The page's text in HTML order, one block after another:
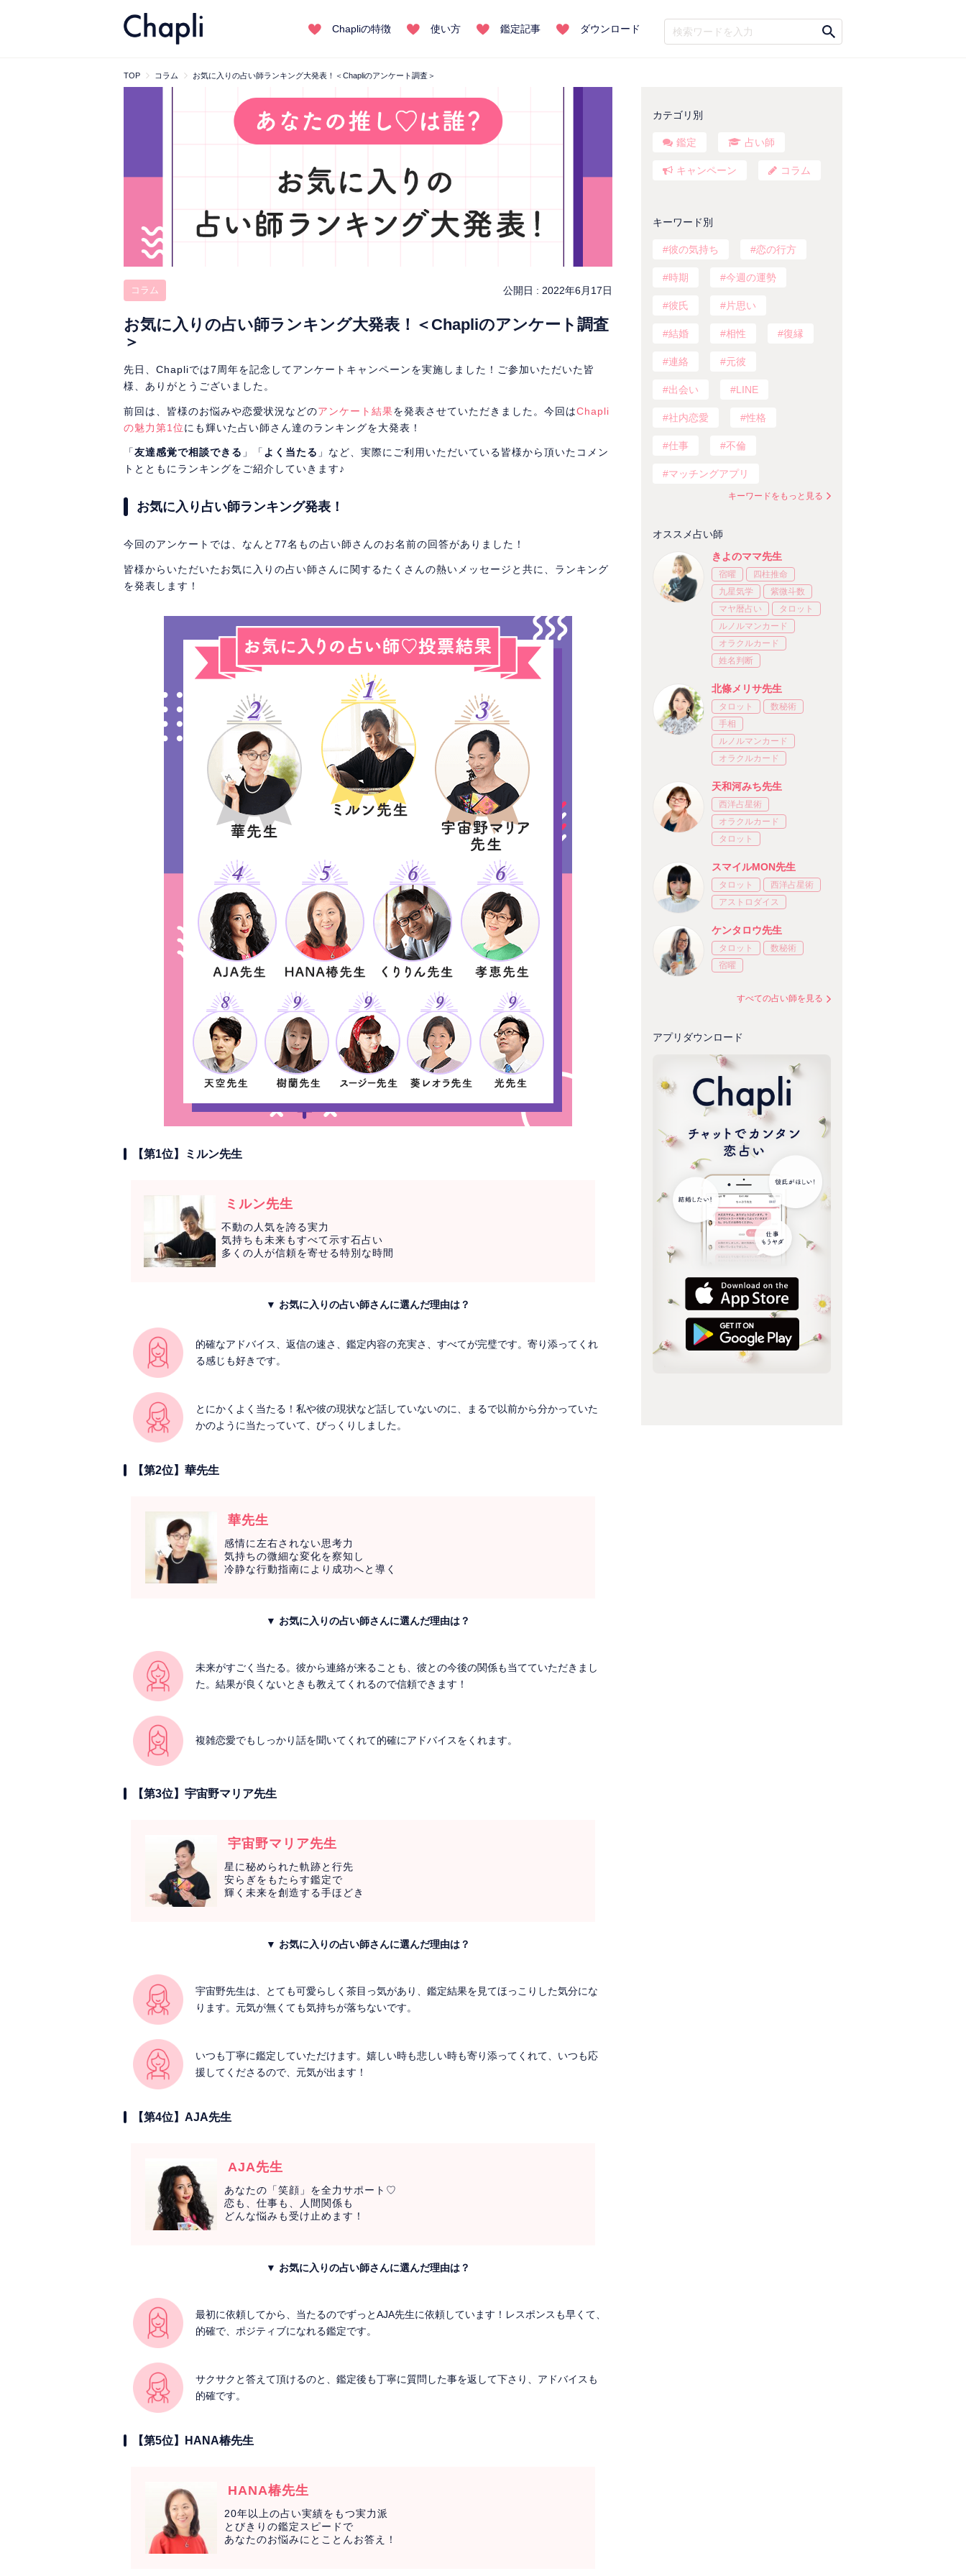
Chapliの特徴 使い方 鑑定記事 ダウンロード
TOP コラム お気に入りの占い師ランキング大発表！＜Chapliのアンケート調査＞
コラム 公開日 : 2022年6月17日
お気に入りの占い師ランキング大発表！＜Chapliのアンケート調査
＞
先日、Chapliでは7周年を記念してアンケートキャンペーンを実施しました！ご参加いただいた皆
様、ありがとうございました。
前回は、皆様のお悩みや恋愛状況などのアンケート結果を発表させていただきました。今回はChapli
の魅力第1位にも輝いた占い師さん達のランキングを大発表！
「友達感覚で相談できる 」「 よく当たる 」など、実際にご利用いただいている皆様から頂いたコメン
トとともにランキングをご紹介していきます♪
お気に入り占い師ランキング発表！
今回のアンケートでは、なんと77名もの占い師さんのお名前の回答がありました！
皆様からいただいたお気に入りの占い師さんに関するたくさんの熱いメッセージと共に、ランキング
を発表します！
【第1位】ミルン先生
ミルン先生
不動の人気を誇る実力
気持ちも未来もすべて示す石占い
多くの人が信頼を寄せる特別な時間
▼ お気に入りの占い師さんに選んだ理由は？
的確なアドバイス、返信の速さ、鑑定内容の充実さ、すべてが完璧です。寄り添ってくれ
る感じも好きです。
とにかくよく当たる！私や彼の現状など話していないのに、まるで以前から分かっていた
かのように当たっていて、びっくりしました。
【第2位】華先生
華先生
感情に左右されない思考力
気持ちの微細な変化を察知し
冷静な行動指南により成功へと導く
▼ お気に入りの占い師さんに選んだ理由は？
未来がすごく当たる。彼から連絡が来ることも、彼との今後の関係も当てていただきまし
た。結果が良くないときも教えてくれるので信頼できます！
複雑恋愛でもしっかり話を聞いてくれて的確にアドバイスをくれます。
【第3位】宇宙野マリア先生
宇宙野マリア先生
星に秘められた軌跡と行先
安らぎをもたらす鑑定で
輝く未来を創造する手ほどき
▼ お気に入りの占い師さんに選んだ理由は？
宇宙野先生は、とても可愛らしく茶目っ気があり、鑑定結果を見てほっこりした気分にな
ります。元気が無くても気持ちが落ちないです。
いつも丁寧に鑑定していただけます。嬉しい時も悲しい時も寄り添ってくれて、いつも応
援してくださるので、元気が出ます！
【第4位】AJA先生
AJA先生
あなたの「笑顔」を全力サポート♡
恋も、仕事も、人間関係も
どんな悩みも受け止めます！
▼ お気に入りの占い師さんに選んだ理由は？
最初に依頼してから、当たるのでずっとAJA先生に依頼しています！レスポンスも早くて、
的確で、ポジティブになれる鑑定です。
サクサクと答えて頂けるのと、鑑定後も丁寧に質問した事を返して下さり、アドバイスも
的確です。
【第5位】HANA椿先生
HANA椿先生
20年以上の占い実績をもつ実力派
とびきりの鑑定スピードで
あなたのお悩みにとことんお答え！
カテゴリ別
鑑定 占い師
キャンペーン コラム
キーワード別
彼の気持ち 恋の行方
時期 今週の運勢
彼氏 片思い
結婚 相性 復縁
連絡 元彼
出会い LINE
社内恋愛 性格
仕事 不倫
マッチングアプリ
キーワードをもっと見る
オススメ占い師
きよのママ先生
宿曜
四柱推命
九星気学
紫微斗数
マヤ暦占い
タロット
ルノルマンカード
オラクルカード
姓名判断
北條メリサ先生
タロット
数秘術
手相
ルノルマンカード
オラクルカード
天和河みち先生
西洋占星術
オラクルカード
タロット
スマイルMON先生
タロット
西洋占星術
アストロダイス
ケンタロウ先生
タロット
数秘術
宿曜
すべての占い師を見る
アプリダウンロード